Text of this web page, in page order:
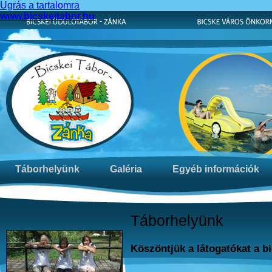
Ugrás a tartalomra
www.bicskeitabor.hu
Táborhelyünk Galéria Egyéb információk
Táborhelyünk
Köszöntjük a látogatókat a